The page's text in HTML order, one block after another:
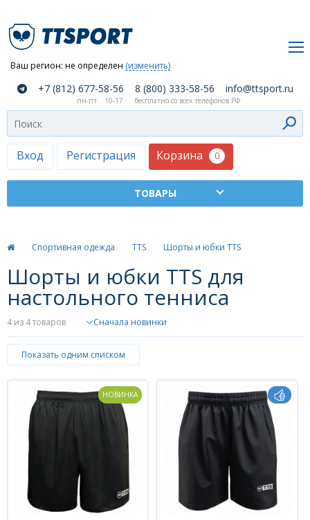
Ваш регион: не определен (изменить)
Вход Регистрация Корзина 0
компании
Как
сделать
заказ
Оплата
доставка
Москва
Дилеры
Контакты
Форум
Каталог
+7 (812) 677-58-56 8 (800) 333-58-56 info@ttsport.ru
пн-пт 10-17 бесплатно со всех телефонов РФ
Спортивная одежда TTS Шорты и юбки TTS
Шорты и юбки TTS для
настольного тенниса
4 из 4 товаров
Показать одним списком
НОВИНКА